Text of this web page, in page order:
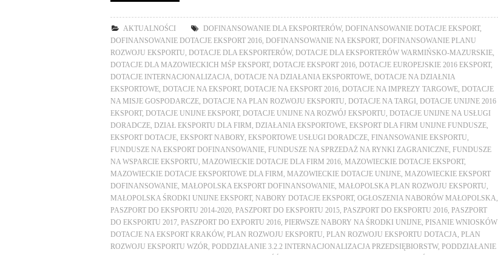
AKTUALNOŚCI DOFINANSOWANIE DLA EKSPORTERÓW, DOFINANSOWANIE DOTACJE EKSPORT,
DOFINANSOWANIE DOTACJE EKSPORT 2016 DOFINANSOWANIE NA EKSPORT, DOFINANSOWANIE PLANU
ROZWOJU EKSPORTU DOTACJE DLA EKSPORTERÓW, DOTACJE DLA EKSPORTERÓW WARMIŃSKO-MAZURSKIE
DOTACJE DLA MAZOWIECKICH MŚP EKSPORT, DOTACJE EKSPORT 2016 DOTACJE EUROPEJSKIE 2016 EKSPORT,
DOTACJE INTERNACJONALIZACJA DOTACJE NA DZIAŁANIA EKSPORTOWE DOTACJE NA DZIAŁNIA
EKSPORTOWE DOTACJE NA EKSPORT, DOTACJE NA EKSPORT 2016 DOTACJE NA IMPREZY TARGOWE DOTACJE
NA MISJE GOSPODARCZE DOTACJE NA PLAN ROZWOJU EKSPORTU DOTACJE NA TARGI
DOTACJE UNIJNE 2016
EKSPORT, DOTACJE UNIJNE EKSPORT, DOTACJE UNIJNE NA ROZWÓJ EKSPORTU DOTACJE UNIJNE NA USŁUGI
DORADCZE DZIAŁ EKSPORTU DLA FIRM DZIAŁANIA EKSPORTOWE EKSPORT DLA FIRM UNIJNE FUNDUSZE
EKSPORT DOTACJE EKSPORT NABORY EKSPORTOWE USŁUGI DORADCZE FINANSOWANIE EKSPORTU
FUNDUSZE NA EKSPORT DOFINANSOWANIE FUNDUSZE NA SPRZEDAŻ NA RYNKI ZAGRANICZNE FUNDUSZE
NA WSPARCIE EKSPORTU MAZOWIECKIE DOTACJE DLA FIRM 2016 MAZOWIECKIE DOTACJE EKSPORT,
MAZOWIECKIE DOTACJE EKSPORTOWE DLA FIRM MAZOWIECKIE DOTACJE UNIJNE MAZOWIECKIE EKSPORT
DOFINANSOWANIE MAŁOPOLSKA EKSPORT DOFINANSOWANIE MAŁOPOLSKA PLAN ROZWOJU EKSPORTU
MAŁOPOLSKA ŚRODKI UNIJNE EKSPORT, NABORY DOTACJE EKSPORT, OGŁOSZENIA NABORÓW MAŁOPOLSKA
PASZPORT DO EKSPORTU 2014-2020 PASZPORT DO EKSPORTU 2015 PASZPORT DO EKSPORTU 2016 PASZPORT
DO EKSPORTU 2017 PASZPORT DO EXPORTU 2016 PIERWSZE NABORY NA ŚRODKI UNIJNE PISANIE WNIOSKÓW
DOTACJE NA EKSPORT KRAKÓW, PLAN ROZWOJU EKSPORTU PLAN ROZWOJU EKSPORTU DOTACJA PLAN
ROZWOJU EKSPORTU WZÓR PODDZIAŁANIE 3.2.2 INTERNACJONALIZACJA PRZEDSIĘBIORSTW, PODDZIAŁANIE